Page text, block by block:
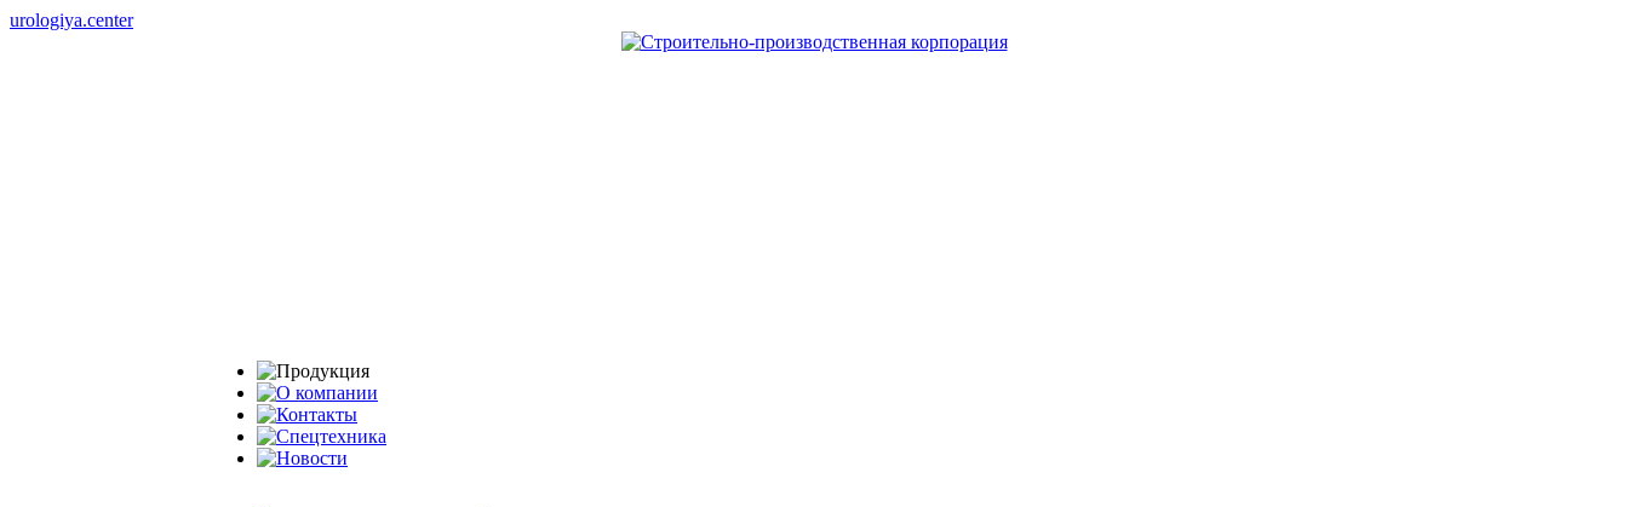
urologiya.center